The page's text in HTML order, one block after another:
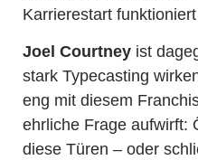
Karrierestart
Joel Courtney ist
stark Typecasting
eng mit diesem
ehrliche Frage aufwirft:
diese Türen – oder